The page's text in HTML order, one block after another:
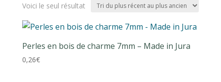
Voici le seul résultat
Perles en bois de charme 7mm – Made in Jura
0,26€